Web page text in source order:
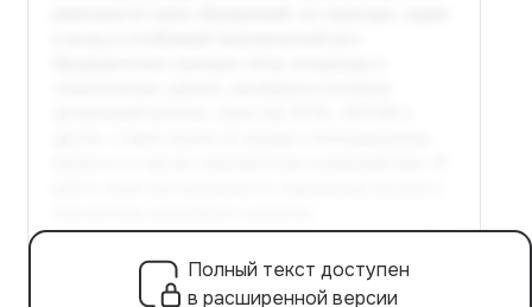
Полный текст доступен
в расширенной версии